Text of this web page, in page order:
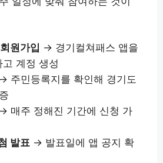
원가입 → 경기컬쳐패스 앱을
계정 생성
→ 주민등록지를 확인해 경기도
→ 매주 정해진 기간에 신청 가
발표 → 발표일에 앱 공지 확